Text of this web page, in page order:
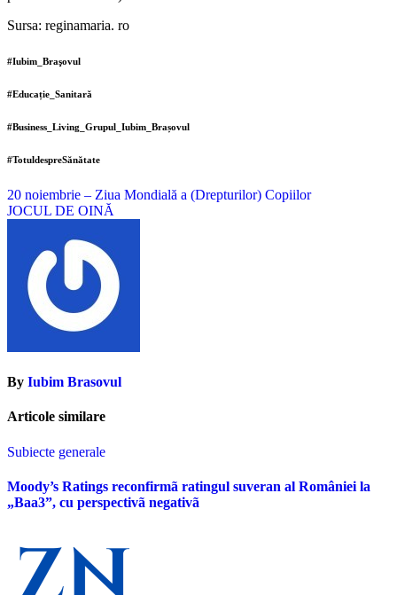
Sursa: reginamaria. ro
#Iubim_Braşovul
#Educație_Sanitară
#Business_Living_Grupul_Iubim_Brașovul
#TotuldespreSănătate
Navigare
în
articole
20 noiembrie – Ziua Mondială a (Drepturilor) Copiilor
JOCUL DE OINĂ
By Iubim Brasovul
Articole similare
Subiecte generale
Moody’s Ratings reconfirmã ratingul suveran al României la
„Baa3”, cu perspectivã negativã